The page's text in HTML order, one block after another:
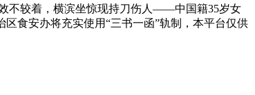
不较着，横滨坐惊现持刀伤人——中国籍35岁女
食安办将充实使用“三书一函”轨制，本平台仅供